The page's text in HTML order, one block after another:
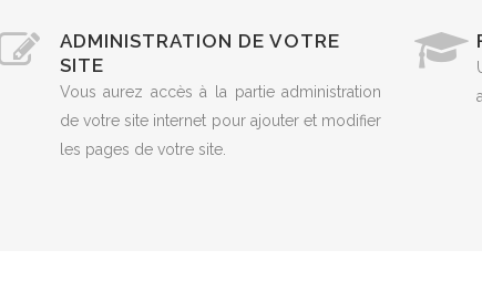
ADMINISTRATION DE VOTRE
SITE
Vous aurez accès à la partie administration
de votre site internet pour ajouter et modifier
les pages de votre site.